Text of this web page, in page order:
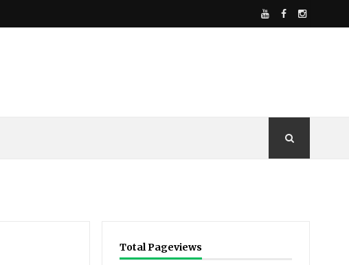
Total Pageviews